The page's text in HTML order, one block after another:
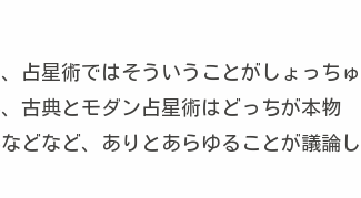
占星術ではそういうことがしょっちゅ
古典とモダン占星術はどっちが本物
どなど、ありとあらゆることが議論し